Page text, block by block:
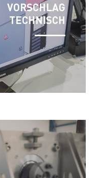
VORSCHLAG
TECHNISCH